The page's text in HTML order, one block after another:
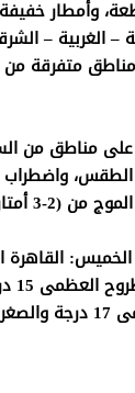
– الغربية –
إلى مناطق
مناطق من
واضطراب